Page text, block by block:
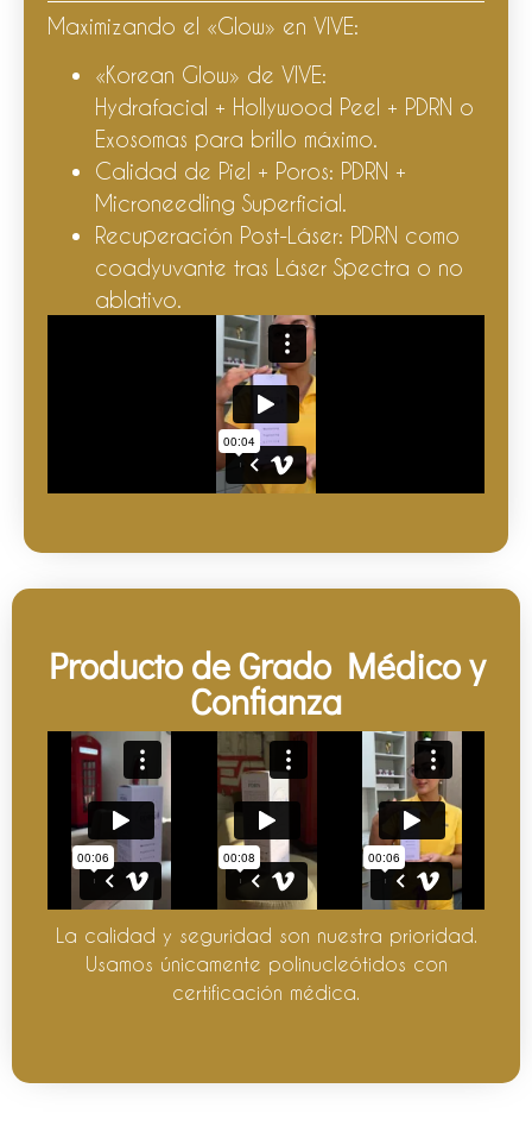
Maximizando el «Glow» en VIVE:
«Korean Glow» de VIVE:
Hydrafacial + Hollywood Peel + PDRN o
Exosomas para brillo máximo.
Calidad de Piel + Poros: PDRN +
Microneedling Superficial.
Recuperación Post-Láser: PDRN como
coadyuvante tras Láser Spectra o no
ablativo.
Producto de Grado Médico y
Confianza
La calidad y seguridad son nuestra prioridad.
Usamos únicamente polinucleótidos con
certificación médica.